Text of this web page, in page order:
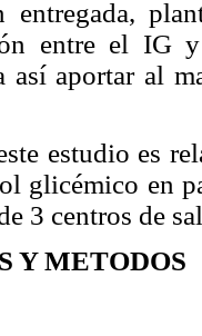
entregada,
entre el IG
así aportar al
estudio es
glicémico en
3 centros de
Y METODOS